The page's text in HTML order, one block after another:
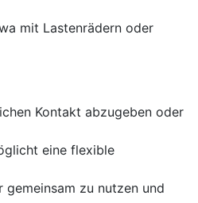
mit Lastenrädern oder
Kontakt abzugeben oder
eine flexible
gemeinsam zu nutzen und